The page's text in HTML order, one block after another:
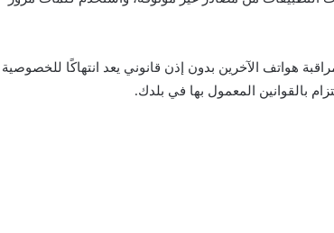
هواتف الآخرين بدون إذن قانوني يعد انتهاكًا للخصوصية
بالقوانين المعمول بها في بلدك.